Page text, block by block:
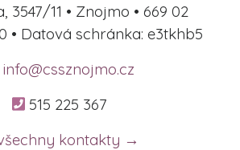
3547/11 • Znojmo • 669 02
• Datová schránka: e3tkhb5
info@cssznojmo.cz
515 225 367
kontakty →